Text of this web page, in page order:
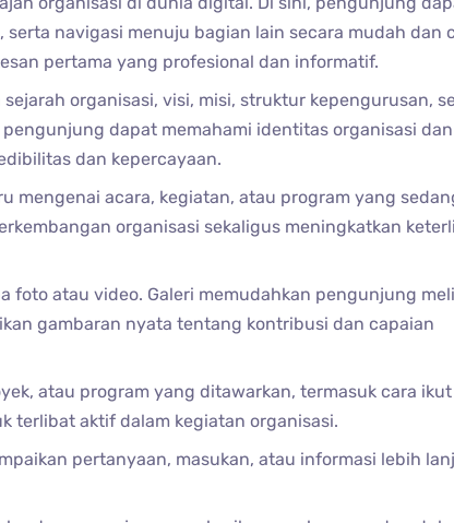
navigasi menuju bagian lain secara mudah dan
pertama yang profesional dan informatif.
organisasi, visi, misi, struktur kepengurusan,
dapat memahami identitas organisasi dan
dan kepercayaan.
mengenai acara, kegiatan, atau program yang
organisasi sekaligus meningkatkan
foto atau video. Galeri memudahkan pengunjung
gambaran nyata tentang kontribusi dan capaian
atau program yang ditawarkan, termasuk cara
terlibat aktif dalam kegiatan organisasi.
pertanyaan, masukan, atau informasi lebih